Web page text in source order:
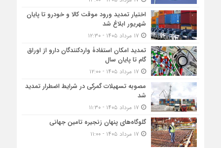
اختیار تمدید ورود موقت کالا و خودرو تا پایان
شهریور ابلاغ شد
تمدید امکان استفادۀ واردکنندگان دارو از اوراق
گام تا پایان سال
مصوبه تسهیلات گمرکی در شرایط اضطرار تمدید
شد
گلوگاه‌های پنهان زنجیره تامین جهانی